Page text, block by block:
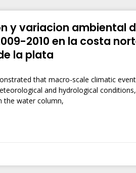
y variacion ambiental
2010 en la costa
la plata
that macro-scale climatic
and hydrological
the water column,